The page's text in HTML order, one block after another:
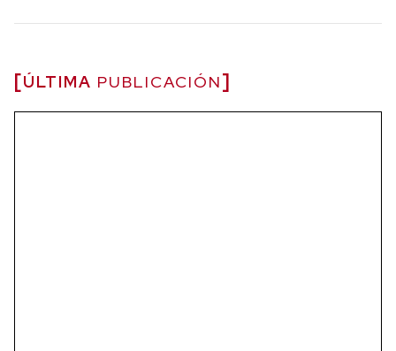
ÚLTIMA PUBLICACIÓN